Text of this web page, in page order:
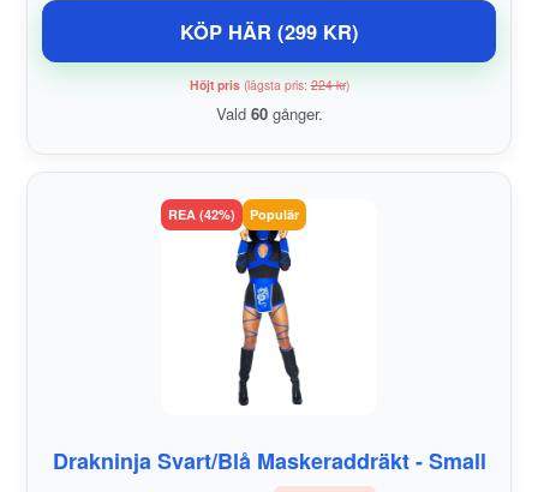
KÖP HÄR (299 KR)
Höjt pris(lägsta pris:224 kr)
Vald 60gånger.
REA (42%) Populär
Drakninja Svart/Blå Maskeraddräkt - Small